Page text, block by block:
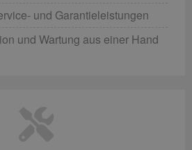
und Garantieleistungen
und Wartung aus einer Hand